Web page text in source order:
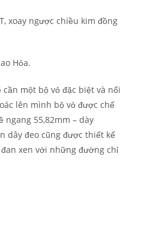
xoay ngược chiều kim đồng
Hỏa.
một bộ vỏ đặc biệt và nổi
lên mình bộ vỏ được chế
55,82mm – dày
dây đeo cũng được thiết kế
xen với những đường chỉ